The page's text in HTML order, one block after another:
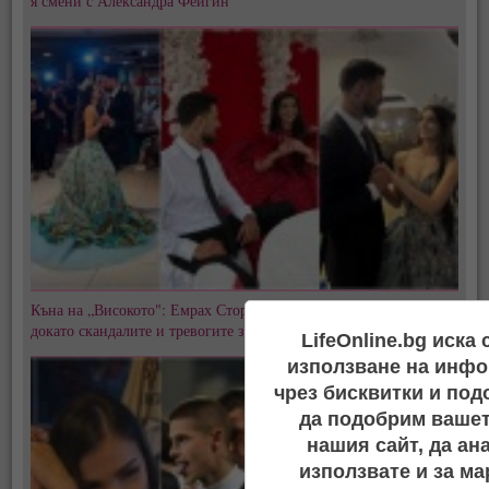
Къна на „Високото": Емрах Стораро и Айлян преди сватбата,
докато скандалите и тревогите за Тони не стихватLifeOnline.bg иска
използване на
чрез бисквитки и
да подобрим
нашия сайт, да
използвате и за